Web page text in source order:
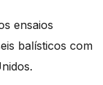
ensaios
balísticos com